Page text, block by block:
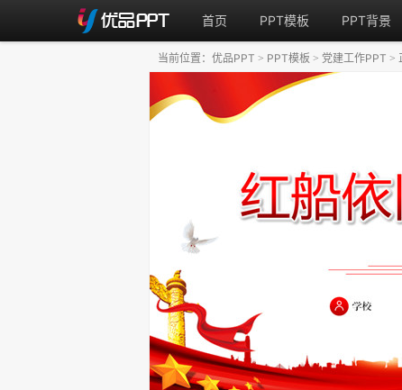
首页 PPT模板 PPT背景
当前位置： 优品PPT > PPT模板 > 党建工作PPT >